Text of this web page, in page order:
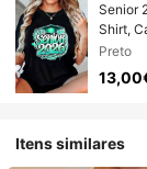
Senior
Shirt,
Preto
Itens similares